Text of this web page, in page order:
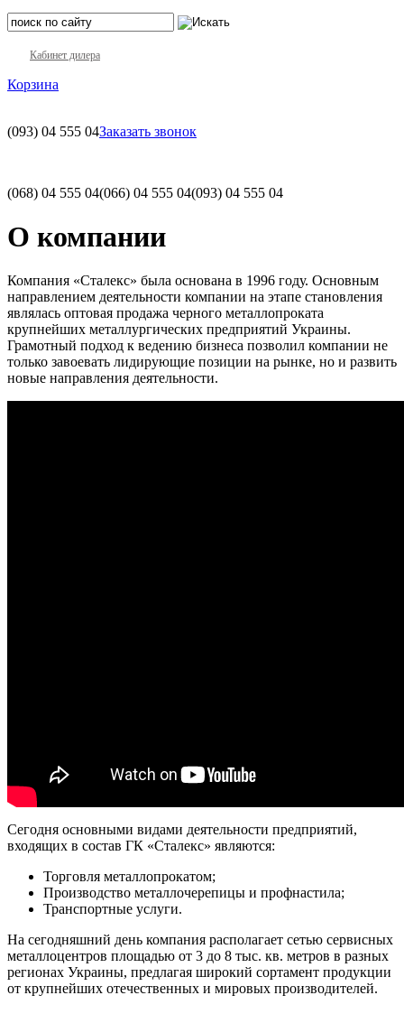
Кабинет дилера
Корзина
(093) 04 555 04Заказать звонок
(068) 04 555 04(066) 04 555 04(093) 04 555 04
О компании
Компания «Сталекс» была основана в 1996 году. Основным
направлением деятельности компании на этапе становления
являлась оптовая продажа черного металлопроката
крупнейших металлургических предприятий Украины.
Грамотный подход к ведению бизнеса позволил компании не
только завоевать лидирующие позиции на рынке, но и развить
новые направления деятельности.
Сегодня основными видами деятельности предприятий,
входящих в состав ГК «Сталекс» являются:
Торговля металлопрокатом;
Производство металлочерепицы и профнастила;
Транспортные услуги.
На сегодняшний день компания располагает сетью сервисных
металлоцентров площадью от 3 до 8 тыс. кв. метров в разных
регионах Украины, предлагая широкий сортамент продукции
от крупнейших отечественных и мировых производителей.